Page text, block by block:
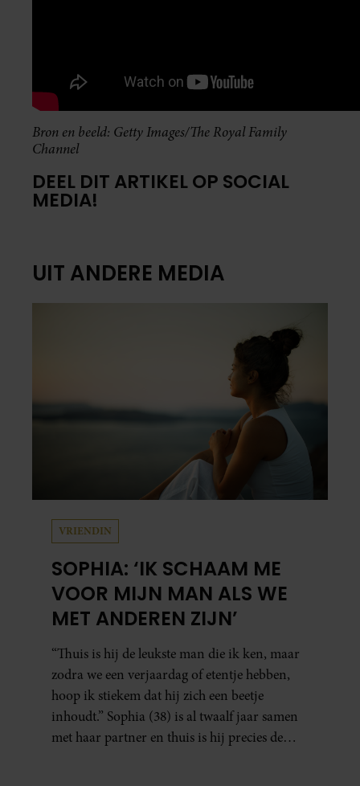
Bron en beeld: Getty Images/The Royal Family
Channel
DEEL DIT ARTIKEL OP SOCIAL
MEDIA!
UIT ANDERE MEDIA
VRIENDIN
SOPHIA: ‘IK SCHAAM ME
VOOR MIJN MAN ALS WE
MET ANDEREN ZIJN’
“Thuis is hij de leukste man die ik ken, maar
zodra we een verjaardag of etentje hebben,
hoop ik stiekem dat hij zich een beetje
inhoudt.” Sophia (38) is al twaalf jaar samen
met haar partner en thuis is hij precies de